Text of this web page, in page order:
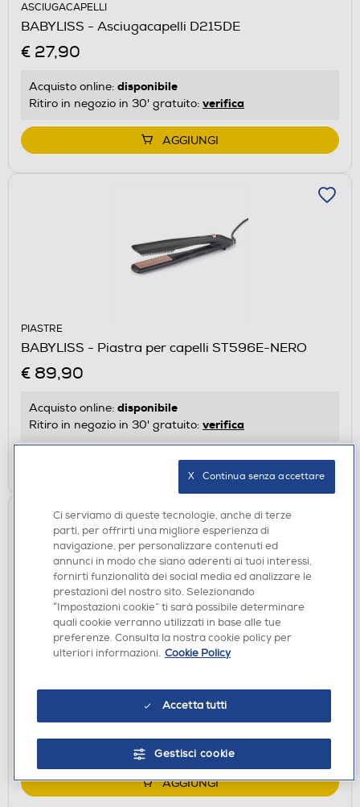
ASCIUGACAPELLI
BABYLISS - Asciugacapelli D215DE
€ 27,90
Acquisto online: disponibile
Ritiro in negozio in 30' gratuito: verifica
AGGIUNGI
PIASTRE
BABYLISS - Piastra per capelli ST596E-NERO
€ 89,90
Acquisto online: disponibile
Ritiro in negozio in 30' gratuito: verifica
AGGIUNGI
ASCIUGACAPELLI
€ 31,90
Ritiro in negozio in 30' gratuito: verifica
AGGIUNGI
Ci serviamo di queste tecnologie, anche di terze
parti, per offrirti una migliore esperienza di
navigazione, per personalizzare contenuti ed
annunci in modo che siano aderenti ai tuoi interessi,
fornirti funzionalità dei social media ed analizzare le
prestazioni del nostro sito. Selezionando
“Impostazioni cookie” ti sarà possibile determinare
quali cookie verranno utilizzati in base alle tue
preferenze. Consulta la nostra cookie policy per
ulteriori informazioni. Cookie Policy
Accetta tutti
Gestisci cookie
X   Continua senza accettare